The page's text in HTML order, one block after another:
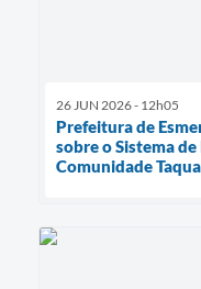
26 JUN 2026 - 12h05
Prefeitura de
sobre o Sistema
Comunidade